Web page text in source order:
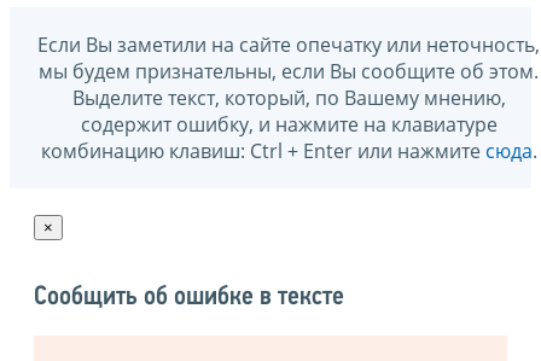
Если Вы заметили на сайте опечатку или неточность,
мы будем признательны, если Вы сообщите об этом.
Выделите текст, который, по Вашему мнению,
содержит ошибку, и нажмите на клавиатуре
комбинацию клавиш: Ctrl + Enter или нажмите сюда.
×
Сообщить об ошибке в тексте